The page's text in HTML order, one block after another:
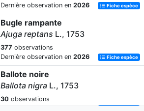
Dernière observation en 2026 Fiche espèce
Bugle rampante
Ajuga reptans L., 1753
377 observations
Dernière observation en 2026 Fiche espèce
Ballote noire
Ballota nigra L., 1753
30 observations
Dernière observation en2025